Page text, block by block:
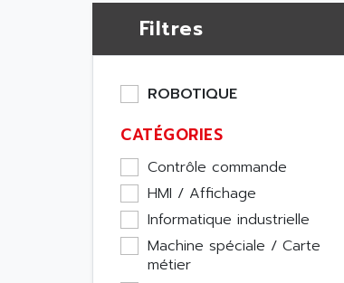
Filtres
ROBOTIQUE
CATÉGORIES
Contrôle commande
HMI / Affichage
Informatique industrielle
Machine spéciale / Carte
métier